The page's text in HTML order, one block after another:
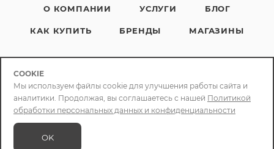
О КОМПАНИИ УСЛУГИ БЛОГ
КАК КУПИТЬ БРЕНДЫ МАГАЗИНЫ
+79086400088
COOKIE
Мы используем файлы cookie для улучшения работы сайта и
аналитики. Продолжая, вы соглашаетесь с нашей Политикой
обработки персональных данных и конфиденциальности
OK